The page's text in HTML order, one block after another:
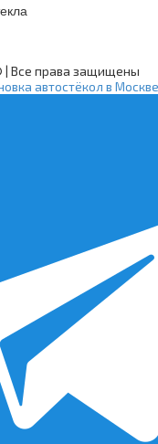
| Все права защищены
автостёкол в Москве